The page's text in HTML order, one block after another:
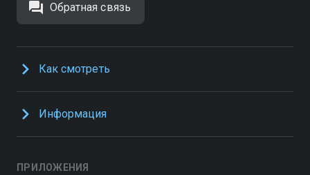
Обратная связь
Как смотреть
Информация
ПРИЛОЖЕНИЯ